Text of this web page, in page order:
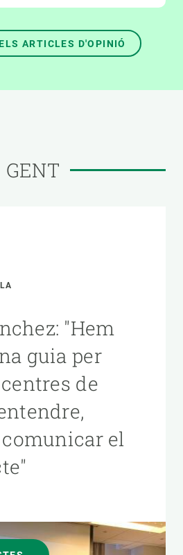
ARTICLES D'OPINIÓ
"Hem
guia per
de
el